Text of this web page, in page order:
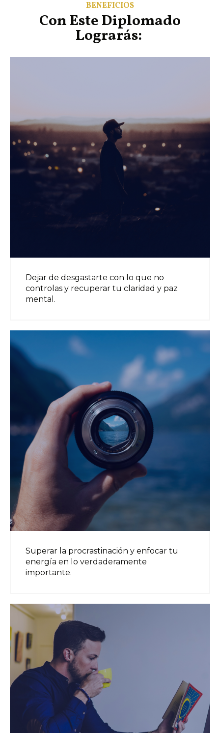
BENEFICIOS
Con Este Diplomado
Lograrás:
Dejar de desgastarte con lo que no
controlas y recuperar tu claridad y paz
mental.
Superar la procrastinación y enfocar tu
energía en lo verdaderamente
importante.